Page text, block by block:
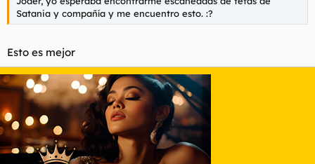
Satania y compañía y me encuentro esto. :?
Esto es mejor